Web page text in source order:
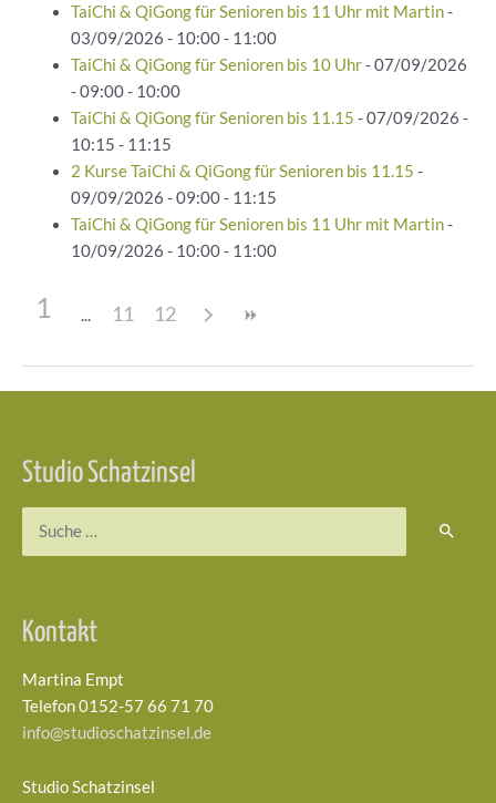
TaiChi & QiGong für Senioren bis 11 Uhr mit Martin-
03/09/2026 - 10:00 - 11:00
TaiChi & QiGong für Senioren bis 10 Uhr- 07/09/2026
- 09:00 - 10:00
TaiChi & QiGong für Senioren bis 11.15 - 07/09/2026 -
10:15 - 11:15
2 Kurse TaiChi & QiGong für Senioren bis 11.15 -
09/09/2026 - 09:00 - 11:15
TaiChi & QiGong für Senioren bis 11 Uhr mit Martin-
10/09/2026 - 10:00 - 11:00
1 11 12
Studio Schatzinsel
Kontakt
Martina Empt
Telefon 0152-57 66 71 70
info@studioschatzinsel.de
Studio Schatzinsel